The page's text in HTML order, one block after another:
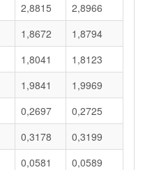
2,8815
2,8966
1,8672
1,8794
1,8041
1,8123
1,9841
1,9969
0,2697
0,2725
0,3178
0,3199
0,0581
0,0589